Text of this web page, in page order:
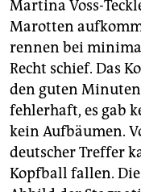
Martina Voss-
Marotten
rennen bei
Recht schief. Das
den guten Minuten
fehlerhaft, es gab
kein Aufbäumen.
deutscher Treffer
Kopfball fallen.